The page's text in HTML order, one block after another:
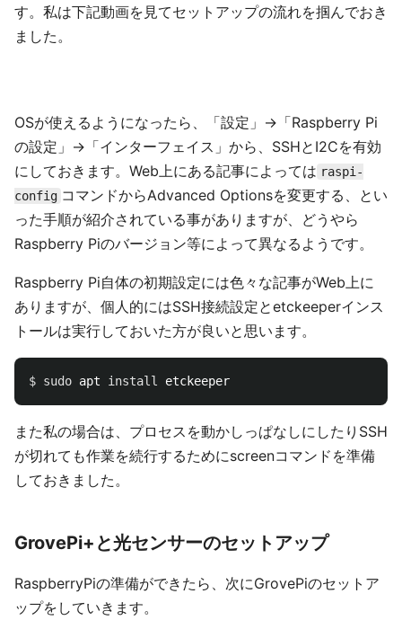
す。私は下記動画を見てセットアップの流れを掴んでおき
ました。
OSが使えるようになったら、「設定」→「Raspberry Pi
の設定」→「インターフェイス」から、SSHとI2Cを有効
にしておきます。Web上にある記事によっては raspi-
config コマンドからAdvanced Optionsを変更する、とい
った手順が紹介されている事がありますが、どうやら
Raspberry Piのバージョン等によって異なるようです。
Raspberry Pi自体の初期設定には色々な記事がWeb上に
ありますが、個人的にはSSH接続設定とetckeeperインス
トールは実行しておいた方が良いと思います。
$ sudo apt install
また私の場合は、プロセスを動かしっぱなしにしたりSSH
が切れても作業を続行するためにscreenコマンドを準備
しておきました。
GrovePi+と光センサーのセットアップ
RaspberryPiの準備ができたら、次にGrovePiのセットア
ップをしていきます。